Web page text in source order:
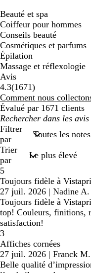
Beauté et spa
Coiffeur pour hommes
Conseils beauté
Cosmétiques et parfums
Épilation
Massage et réflexologie
Avis
4.3(16711671
avis
)
Comment nous
Évalué par 1671 clients
Mes
recherches
saisies
Filtrer
par
Trier
par
5
Toujours fidèle à
27 juil. 2026 | Nadine A.
Toujours fidèle à
top! Couleurs, finitions,
satisfaction!
3
Affiches cornées
27 juil. 2026 | Franck M.
Belle qualité